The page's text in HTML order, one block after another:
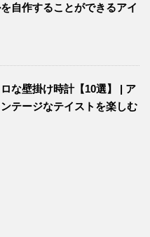
自作することができるアイ
な壁掛け時計【10選】 | ア
テージなテイストを楽しむ